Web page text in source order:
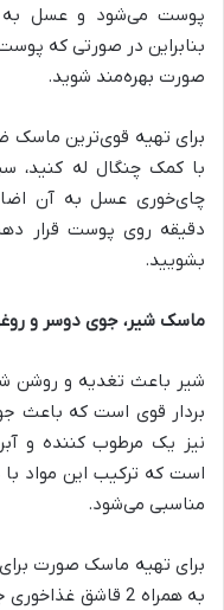
پوست می‌شود و عسل به
بنابراین در صورتی که
صورت بهره‌مند شوید.
برای تهیه قوی‌ترین ماسک
دقیقه روی پوست قرار
بشویید.
ماسک شیر، جوی دوسر و
شیر باعث تغدیه و روشن
بردار قوی است که باعث
نیز یک مرطوب کننده و
است که ترکیب این مواد
مناسبی می‌شود.
برای تهیه ماسک صورت
به همراه 2 قاشق